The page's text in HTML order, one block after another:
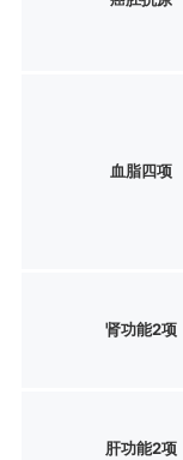
血脂四项
肾功能2项
肝功能2项